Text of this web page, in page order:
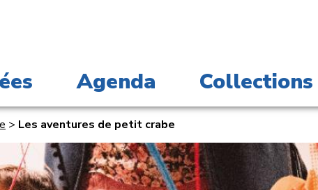
Agenda Collections
> Les aventures de petit crabe